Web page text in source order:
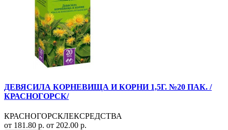
ДЕВЯСИЛА КОРНЕВИЩА И КОРНИ 1,5Г. №20 ПАК. /
КРАСНОГОРСК/
КРАСНОГОРСКЛЕКСРЕДСТВА
от 181.80 р. от 202.00 р.